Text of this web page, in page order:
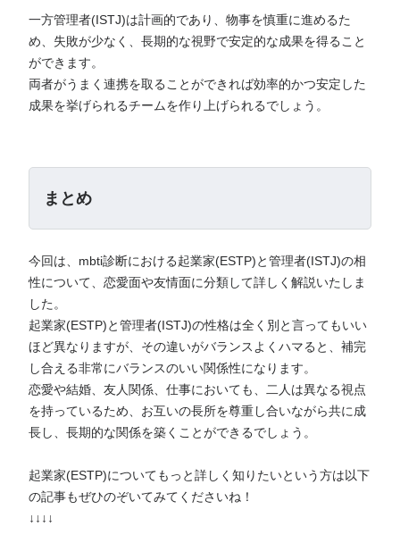
一方管理者(ISTJ)は計画的であり、物事を慎重に進めるた
め、失敗が少なく、長期的な視野で安定的な成果を得ること
ができます。
両者がうまく連携を取ることができれば効率的かつ安定した
成果を挙げられるチームを作り上げられるでしょう。
まとめ
今回は、mbti診断における起業家(ESTP)と管理者(ISTJ)の相
性について、恋愛面や友情面に分類して詳しく解説いたしま
した。
起業家(ESTP)と管理者(ISTJ)の性格は全く別と言ってもいい
ほど異なりますが、その違いがバランスよくハマると、補完
し合える非常にバランスのいい関係性になります。
恋愛や結婚、友人関係、仕事においても、二人は異なる視点
を持っているため、お互いの長所を尊重し合いながら共に成
長し、長期的な関係を築くことができるでしょう。
起業家(ESTP)についてもっと詳しく知りたいという方は以下
の記事もぜひのぞいてみてくださいね！
↓↓↓↓